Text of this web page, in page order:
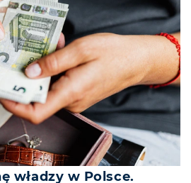
władzy w Polsce.